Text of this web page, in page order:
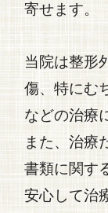
寄せます。
当院は整形
傷、特にむ
などの治療
また、治療
書類に関す
安心して治